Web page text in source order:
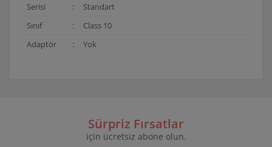
Serisi :
Standart
Sınıf
:
Class 10
Adaptör
: Yok
Yorum Yaz
Ürün resmi kalitesiz, bozuk veya görüntülenemiyor.
Sürpriz Fırsatlar
için ücretsiz abone olun.